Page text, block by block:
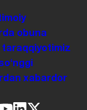
obuna
taraqqiyotimiz
xabardor